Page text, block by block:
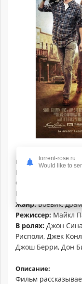
Информация о
Название:
Оригинальное
Год выпуска:
Жанр:Боевик,
Режиссер: Майкл
В ролях: Джон
Рисполи, Джек
Джош Берри, Дон
Описание:
Фильм
torrent-rose.ru
Would like to